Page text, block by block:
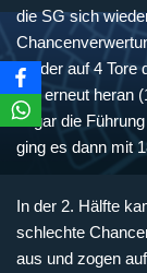
die SG sich
wieder auf 4
SG erneut heran
sogar die
ging es dann mit
In der 2. Hälfte
schlechte
aus und zogen